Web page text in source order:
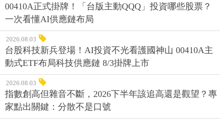
00410A正式掛牌！「台版主動QQQ」投資哪些股票？
一次看懂AI供應鏈布局
2026.08.03
台股科技新兵登場！AI投資不光看護國神山 00410A主
動式ETF布局科技供應鏈 8/3掛牌上市
2026.08.03
指數創高但雜音不斷，2026下半年該追高還是觀望？專
家點出關鍵：分散不是口號